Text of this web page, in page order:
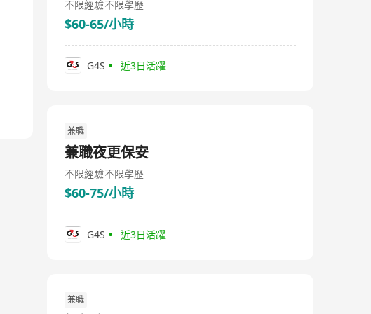
不限經驗不限學歷
$60-65/小時
G4S 近3日活躍
兼職
兼職夜更保安
不限經驗不限學歷
$60-75/小時
G4S 近3日活躍
兼職